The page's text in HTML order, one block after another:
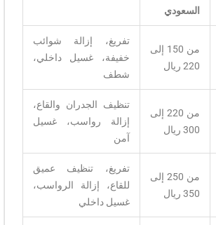
السعودي
من 150 إلى
220 ريال
تفريغ، إزالة شوائب
خفيفة، غسيل داخلي،
شطف
من 220 إلى
300 ريال
تنظيف الجدران والقاع،
إزالة رواسب، غسيل
آمن
من 250 إلى
350 ريال
تفريغ، تنظيف عميق
للقاع، إزالة الرواسب،
غسيل داخلي